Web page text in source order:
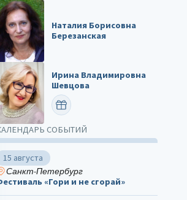
Наталия Борисовна
Березанская
Ирина Владимировна
Шевцова
ПОЗДРАВИТЬ
СОБЫТИЙ
15 августа
Санкт-Петербург
«Гори и не сгорай»